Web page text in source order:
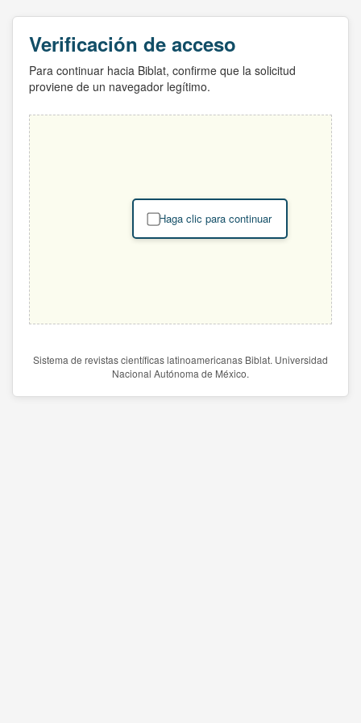
Verificación de acceso
Para continuar hacia Biblat, confirme que la solicitud
proviene de un navegador legítimo.
Haga clic para continuar
Sistema de revistas científicas latinoamericanas Biblat. Universidad
Nacional Autónoma de México.